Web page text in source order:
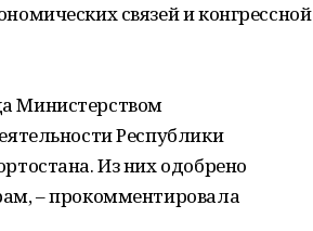
связей и конгрессной
Министерством
Республики
Из них одобрено
– прокомментировала